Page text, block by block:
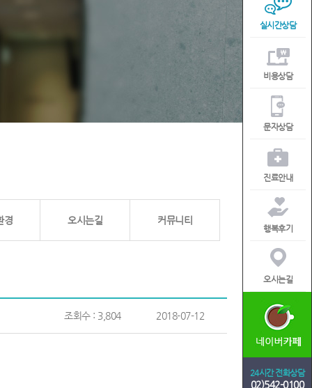
실시간상담
비용상담
문자상담
진료안내
행복후기
오시는길
24시간 전화상담
02)542-0100
경 오시는길 커뮤니티
조회수 : 3,804 2018-07-12